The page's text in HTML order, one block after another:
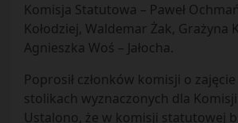
Komisja Statutowa – Paweł
Kołodziej, Waldemar Żak, Grażyna
Agnieszka Woś – Jałocha.
Poprosił członków komisji o
stolikach wyznaczonych dla
Ustalono, że w komisji statutowej